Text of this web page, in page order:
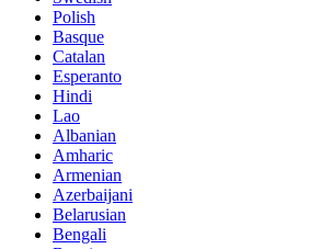
Polish
Basque
Catalan
Esperanto
Hindi
Lao
Albanian
Amharic
Armenian
Azerbaijani
Belarusian
Bengali